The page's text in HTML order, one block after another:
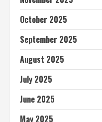
October 2025
September 2025
August 2025
July 2025
June 2025
May 2025